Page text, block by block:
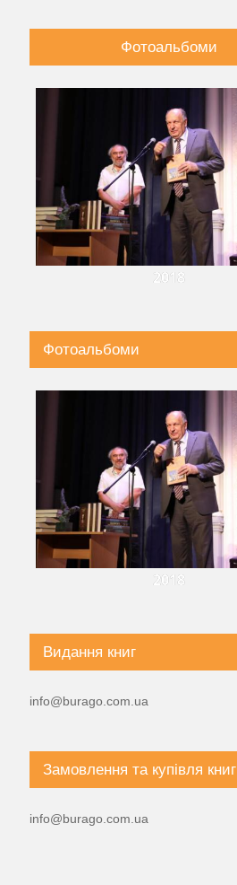
Фотоальбоми
2018
Фотоальбоми
2018
Видання книг
info@burago.com.ua
Замовлення та купівля книг
info@burago.com.ua